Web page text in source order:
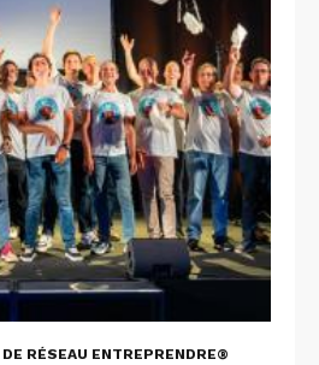
RÉSEAU ENTREPRENDRE®